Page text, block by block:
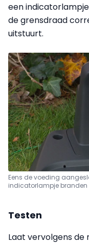
een
de grensdraad
uitstuurt.
Eens de voeding
indicatorlampje branden
Testen
Laat vervolgens